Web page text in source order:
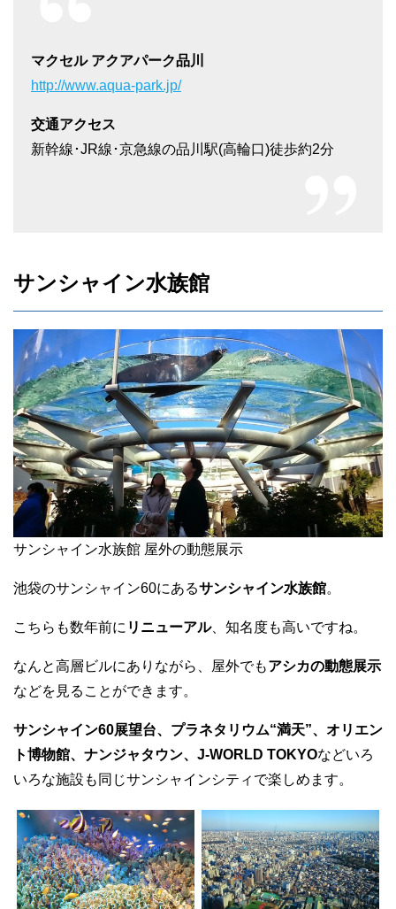
マクセル アクアパーク品川
http://www.aqua-park.jp/
交通アクセス
新幹線･JR線･京急線の品川駅(高輪口)徒歩約2分
サンシャイン水族館
サンシャイン水族館 屋外の動態展示
池袋のサンシャイン60にあるサンシャイン水族館。
こちらも数年前に リニューアル、知名度も高いですね。
なんと高層ビルにありながら、屋外でもアシカの動態展示
などを見ることができます。
サンシャイン60展望台、プラネタリウム“満天”、オリエン
ト博物館、ナンジャタウン、J-WORLD TOKYOなどいろ
いろな施設も同じサンシャインシティで楽しめます。